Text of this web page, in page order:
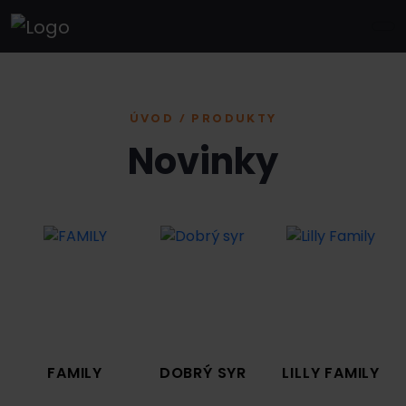
ÚVOD / PRODUKTY
Novinky
FAMILY DOBRÝ SYR LILLY FAMILY